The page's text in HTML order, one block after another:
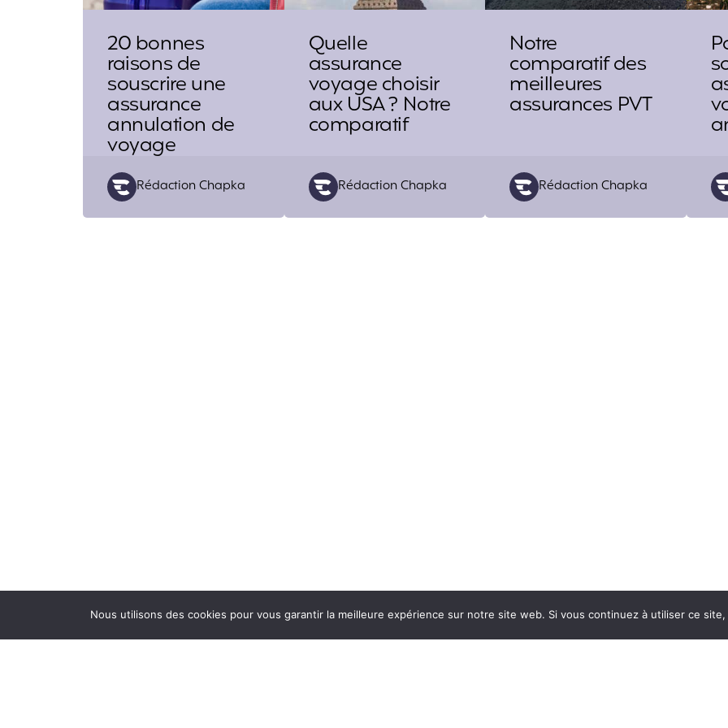
20 bonnes
raisons de
souscrire une
assurance
annulation de
voyage
Posted
Rédaction Chapka
Quelle
assurance
voyage choisir
aux USA ? Notre
comparatif
Posted
Rédaction Chapka
Notre
comparatif des
meilleures
assurances PVT
Posted
Rédaction Chapka
Nous utilisons des cookies pour vous garantir la meilleure expérience sur notre site web. Si vous continuez à utiliser ce